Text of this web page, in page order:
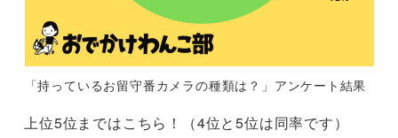
「持っているお留守番カメラの種類は？」アンケート結果
上位5位まではこちら！（4位と5位は同率です）